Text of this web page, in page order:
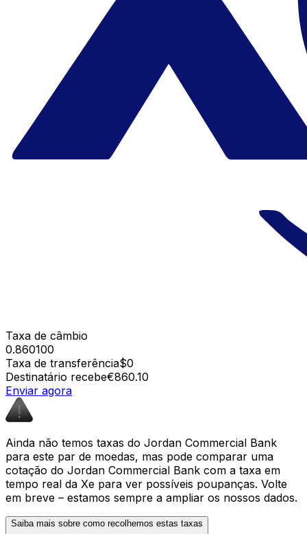
Taxa de câmbio
0.860100
Taxa de transferência$0
Destinatário recebe€860.10
Enviar agora
Ainda não temos taxas do Jordan Commercial Bank
para este par de moedas, mas pode comparar uma
cotação do Jordan Commercial Bank com a taxa em
tempo real da Xe para ver possíveis poupanças. Volte
em breve – estamos sempre a ampliar os nossos dados.
Saiba mais sobre como recolhemos estas taxas